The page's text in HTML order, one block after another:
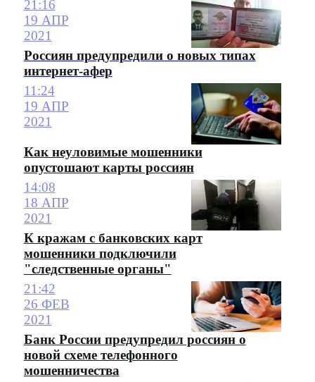
21:16
19 АПР
2021
Россиян предупредили о новых типах
интернет-афер
11:24
19 АПР
2021
Как неуловимые мошенники
опустошают карты россиян
14:08
18 АПР
2021
К кражам с банковских карт
мошенники подключили
"следственные органы"
21:42
26 ФЕВ
2021
Банк России предупредил россиян о
новой схеме телефонного
мошенничества